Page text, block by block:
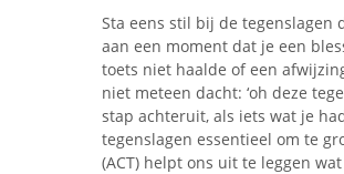
Sta eens stil bij de
aan een moment dat je een
toets niet haalde of een
niet meteen dacht: ‘oh deze
stap achteruit, als iets wat je
tegenslagen essentieel om te
(ACT) helpt ons uit te leggen